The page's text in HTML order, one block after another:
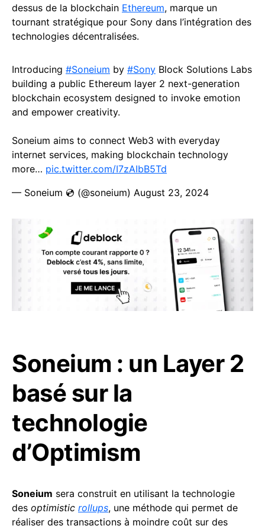
dessus de la blockchain Ethereum, marque un
tournant stratégique pour Sony dans l’intégration des
technologies décentralisées.
Introducing #Soneium by #Sony Block Solutions Labs
building a public Ethereum layer 2 next-generation
blockchain ecosystem designed to invoke emotion
and empower creativity.
Soneium aims to connect Web3 with everyday
internet services, making blockchain technology
more… pic.twitter.com/I7zAIbB5Td
— Soneium 💿 (@soneium) August 23, 2024
Soneium : un Layer 2
basé sur la
technologie
d’Optimism
Soneium sera construit en utilisant la technologie
des optimistic rollups, une méthode qui permet de
réaliser des transactions à moindre coût sur des